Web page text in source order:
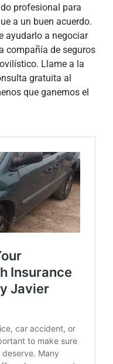
profesional para
a un buen acuerdo.
ayudarlo a negociar
compañía de seguros
Llame a la
gratuita al
que ganemos el